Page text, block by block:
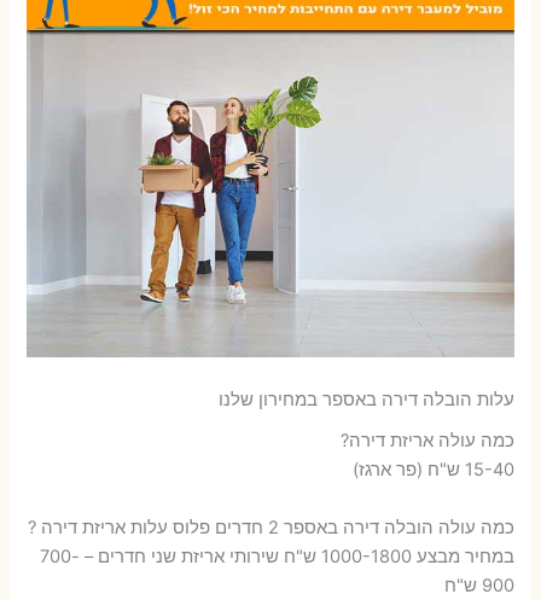
עלות הובלה דירה באספר במחירון שלנו
כמה עולה אריזת דירה​?
15-40 ש"ח (פר ארגז)
כמה עולה הובלה דירה באספר 2 חדרים פלוס עלות אריזת דירה ?
במחיר מבצע 1000-1800 ש"ח שירותי אריזת שני חדרים – 700-
900 ש"ח